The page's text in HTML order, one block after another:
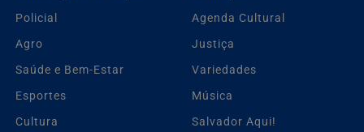
Policial
Agenda Cultural
Agro
Justiça
Saúde e Bem-Estar
Variedades
Esportes
Música
Cultura
Salvador Aqui!